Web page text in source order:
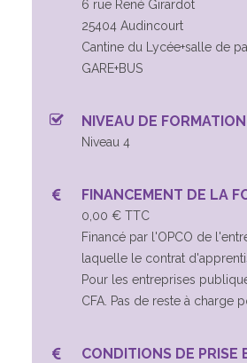
6 rue René Girardot
25404 Audincourt
Cantine du Lycée+salle de
GARE+BUS
NIVEAU DE FORMATION
Niveau 4
FINANCEMENT DE LA
0,00 € TTC
Financé par l'OPCO de
laquelle le contrat
Pour les entreprises
CFA. Pas de reste à charge
CONDITIONS DE PRISE